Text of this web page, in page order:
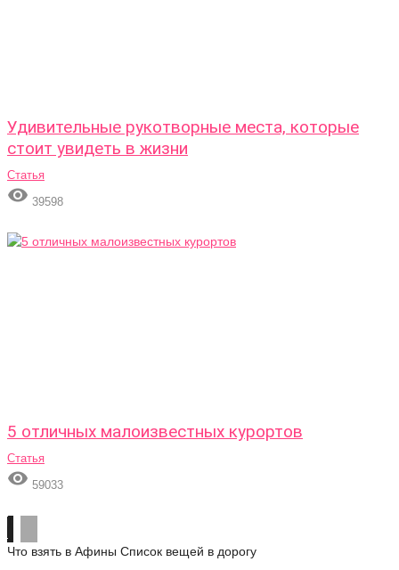
Удивительные рукотворные места, которые
стоит увидеть в жизни
Статья
 39598
5 отличных малоизвестных курортов
Статья
 59033
Что взять в Афины Список вещей в дорогу